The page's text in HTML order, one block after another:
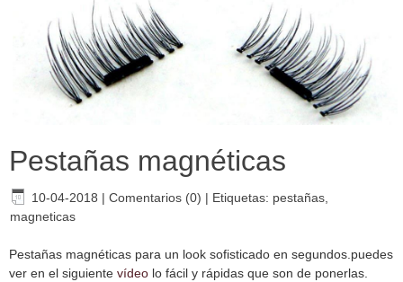
Pestañas magnéticas
10-04-2018 | Comentarios (0) | Etiquetas: pestañas
magneticas
Pestañas magnéticas para un look sofisticado en segundos.puedes
ver en el siguiente vídeo lo fácil y rápidas que son de ponerlas.